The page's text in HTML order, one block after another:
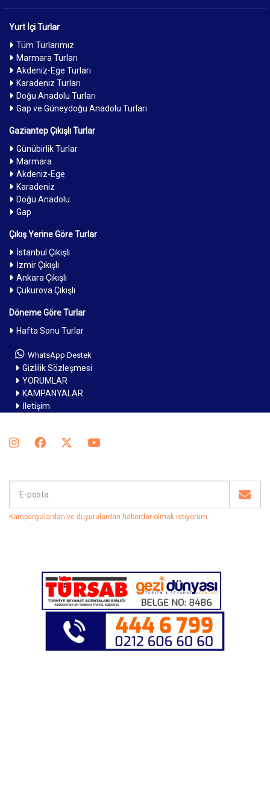
Yurt İçi Turlar
Tüm Turlarımız
Marmara Turları
Akdeniz-Ege Turları
Karadeniz Turları
Doğu Anadolu Turları
Gap ve Güneydoğu Anadolu Turları
Gaziantep Çıkışlı Turlar
Günübirlik Turlar
Marmara
Akdeniz-Ege
Karadeniz
Doğu Anadolu
Gap
Çıkış Yerine Göre Turlar
İstanbul Çıkışlı
İzmir Çıkışlı
Ankara Çıkışlı
Çukurova Çıkışlı
Döneme Göre Turlar
Hafta Sonu Turlar
WhatsApp Destek
Gizlilik Sözleşmesi
YORUMLAR
KAMPANYALAR
İletişim
Kampanyalardan ve duyurulardan haberdar olmak istiyorum